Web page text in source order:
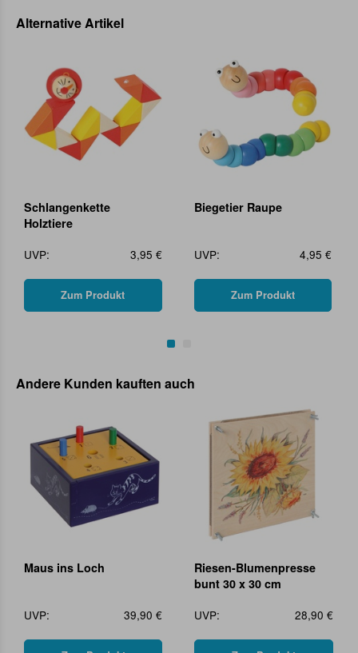
Alternative Artikel
Schlangenkette
Holztiere
UVP:
3,95 €
Zum Produkt
Biegetier Raupe
UVP: 4,95 €
Zum Produkt
Andere Kunden kauften auch
Maus ins Loch
UVP: 39,90 €
Riesen-Blumenpresse
bunt 30 x 30 cm
UVP:
28,90 €